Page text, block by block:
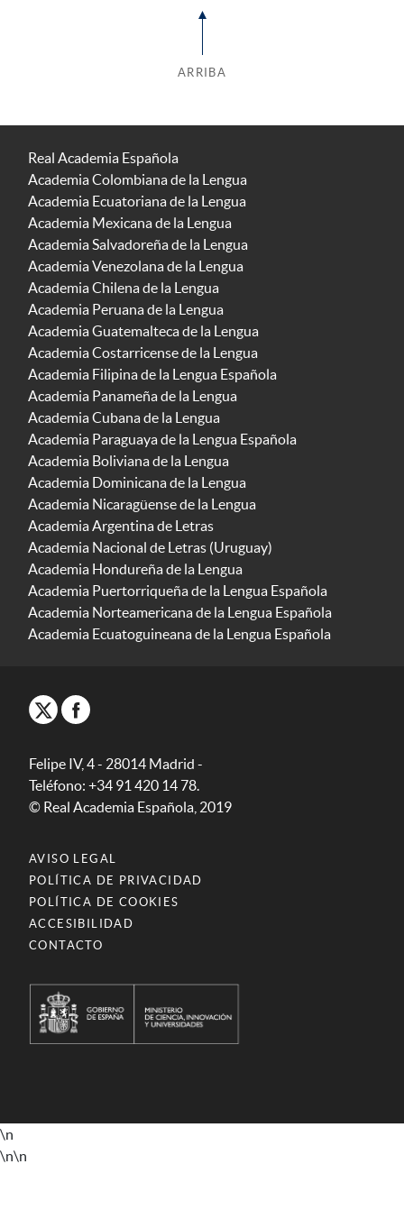
ARRIBA
Real Academia Española
Academia Colombiana de la Lengua
Academia Ecuatoriana de la Lengua
Academia Mexicana de la Lengua
Academia Salvadoreña de la Lengua
Academia Venezolana de la Lengua
Academia Chilena de la Lengua
Academia Peruana de la Lengua
Academia Guatemalteca de la Lengua
Academia Costarricense de la Lengua
Academia Filipina de la Lengua Española
Academia Panameña de la Lengua
Academia Cubana de la Lengua
Academia Paraguaya de la Lengua Española
Academia Boliviana de la Lengua
Academia Dominicana de la Lengua
Academia Nicaragüense de la Lengua
Academia Argentina de Letras
Academia Nacional de Letras (Uruguay)
Academia Hondureña de la Lengua
Academia Puertorriqueña de la Lengua Española
Academia Norteamericana de la Lengua Española
Academia Ecuatoguineana de la Lengua Española
Felipe IV, 4 - 28014 Madrid -
Teléfono: +34 91 420 14 78.
© Real Academia Española, 2019
AVISO LEGAL
POLÍTICA DE PRIVACIDAD
POLÍTICA DE COOKIES
ACCESIBILIDAD
CONTACTO
\n
\n\n